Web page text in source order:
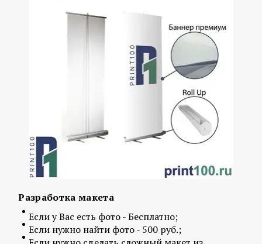
Разработка макета
Если у Вас есть фото - Бесплатно;
Если нужно найти фото - 500 руб.;